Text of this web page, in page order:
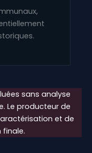
sans analyse
Le producteur de
et de
finale.